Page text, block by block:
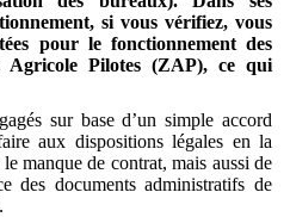
si vous vérifiez, vous
pour le fonctionnement des
Agricole Pilotes (ZAP), ce qui
sur base d’un simple accord
aux dispositions légales en la
manque de contrat, mais aussi de
des documents administratifs de